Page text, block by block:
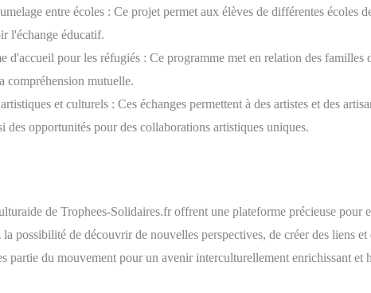
entre écoles : Ce projet permet aux élèves de différentes écoles
l'échange éducatif.
d'accueil pour les réfugiés : Ce programme met en relation des
compréhension mutuelle.
et culturels : Ces échanges permettent à des artistes et des
des opportunités pour des collaborations artistiques uniques.
de Trophees-Solidaires.fr offrent une plateforme précieuse
la possibilité de découvrir de nouvelles perspectives, de créer des liens
partie du mouvement pour un avenir interculturellement enrichissant et